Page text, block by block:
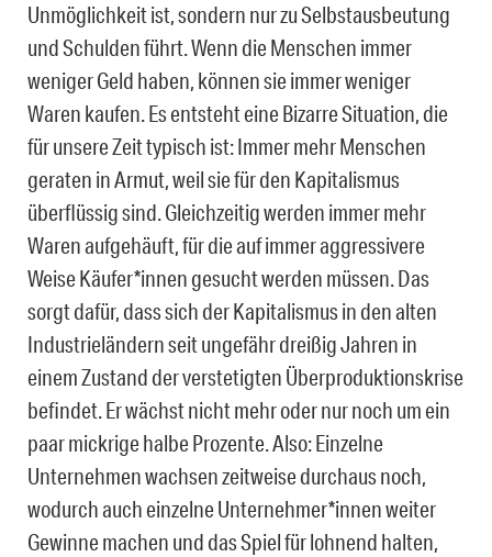
Unmöglichkeit ist, sondern nur zu Selbstausbeutung
und Schulden führt. Wenn die Menschen immer
weniger Geld haben, können sie immer weniger
Waren kaufen. Es entsteht eine Bizarre Situation, die
für unsere Zeit typisch ist: Immer mehr Menschen
geraten in Armut, weil sie für den Kapitalismus
überflüssig sind. Gleichzeitig werden immer mehr
Waren aufgehäuft, für die auf immer aggressivere
Weise Käufer*innen gesucht werden müssen. Das
sorgt dafür, dass sich der Kapitalismus in den alten
Industrieländern seit ungefähr dreißig Jahren in
einem Zustand der verstetigten Überproduktionskrise
befindet. Er wächst nicht mehr oder nur noch um ein
paar mickrige halbe Prozente. Also: Einzelne
Unternehmen wachsen zeitweise durchaus noch,
wodurch auch einzelne Unternehmer*innen weiter
Gewinne machen und das Spiel für lohnend halten,